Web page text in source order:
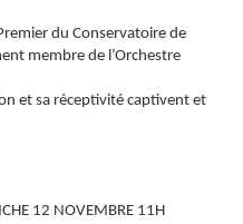
du Conservatoire de
membre de l’Orchestre
et sa réceptivité captivent et
12 NOVEMBRE 11H